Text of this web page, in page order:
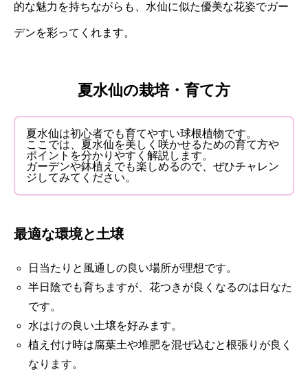
的な魅力を持ちながらも、水仙に似た優美な花姿でガー
デンを彩ってくれます。
夏水仙の栽培・育て方
夏水仙は初心者でも育てやすい球根植物です。
ここでは、夏水仙を美しく咲かせるための育て方や
ポイントを分かりやすく解説します。
ガーデンや鉢植えでも楽しめるので、ぜひチャレン
ジしてみてください。
最適な環境と土壌
日当たりと風通しの良い場所が理想です。
半日陰でも育ちますが、花つきが良くなるのは日なた
です。
水はけの良い土壌を好みます。
植え付け時は腐葉土や堆肥を混ぜ込むと根張りが良く
なります。